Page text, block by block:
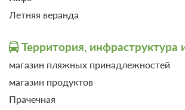
Летняя веранда
Территория, инфраструктура
магазин пляжных принадлежностей
магазин продуктов
Прачечная